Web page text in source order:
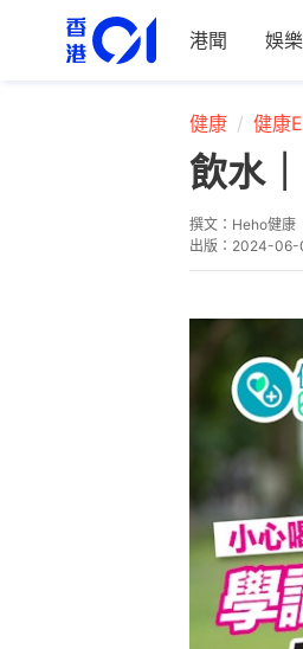
港聞 娛樂
健康 健康
飲水
撰文： Heho健康
出版： 2024-06-